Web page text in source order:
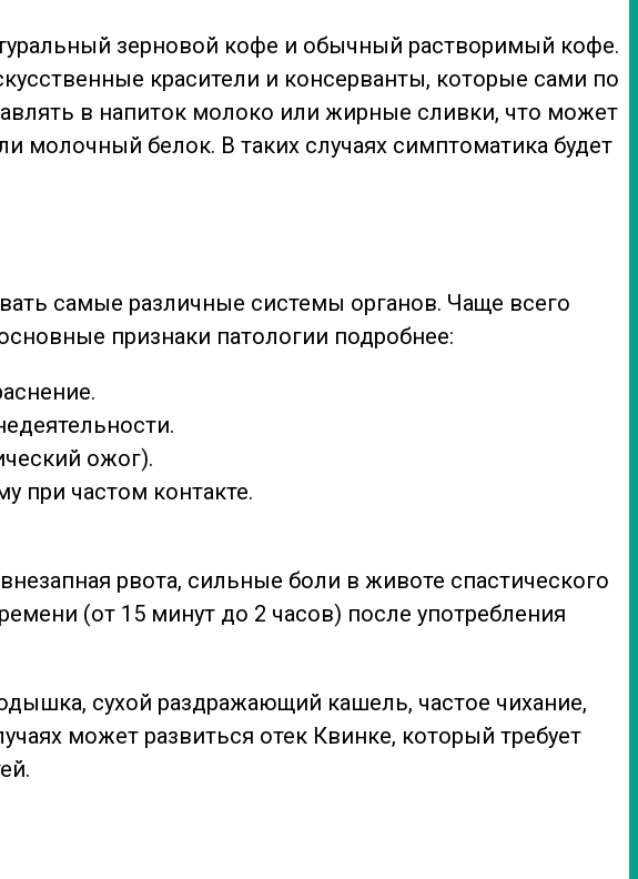
зерновой кофе и обычный растворимый кофе.
красители и консерванты, которые сами по
в напиток молоко или жирные сливки, что может
молочный белок. В таких случаях симптоматика будет
самые различные системы органов. Чаще всего
признаки патологии подробнее:
ожог).
при частом контакте.
рвота, сильные боли в животе спастического
(от 15 минут до 2 часов) после употребления
сухой раздражающий кашель, частое чихание,
может развиться отек Квинке, который требует